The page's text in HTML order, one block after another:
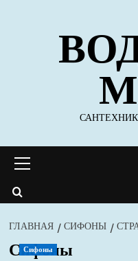
содержимому
меню
ГЛАВНАЯ СИФОНЫ
Сифоны
Сифоны